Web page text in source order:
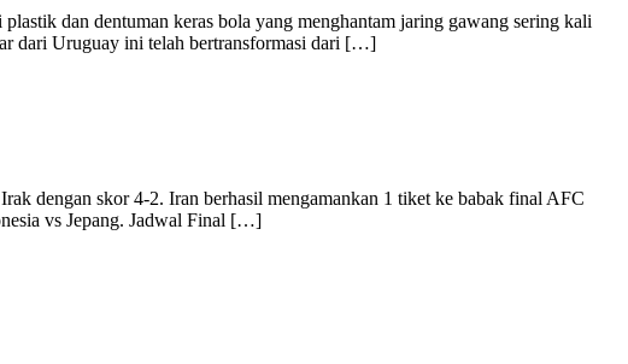
dan dentuman keras bola yang menghantam jaring gawang sering kali
dari Uruguay ini telah bertransformasi dari […]
dengan skor 4-2. Iran berhasil mengamankan 1 tiket ke babak final AFC
vs Jepang. Jadwal Final […]